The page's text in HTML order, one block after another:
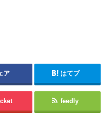
ア はてブ
feedly